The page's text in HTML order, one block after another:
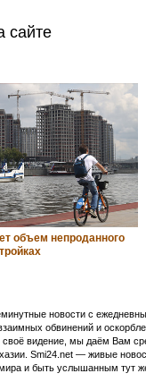
сайте
объем непроданного
новости с
обвинений и
видение, мы даём Вам
Smi24.net — живые
и быть услышанным тут